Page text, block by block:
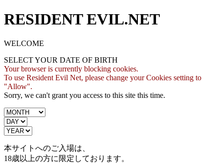
RESIDENT EVIL.NET
WELCOME
SELECT YOUR DATE OF BIRTH
Your browser is currently blocking cookies.
To use Resident Evil Net, please change your Cookies setting to
"Allow".
Sorry, we can't grant you access to this site this time.
本サイトへのご入場は、
18歳以上の方に限定しております。